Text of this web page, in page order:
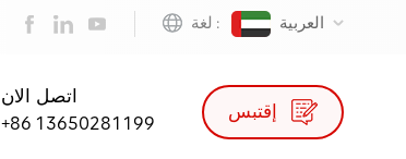
لغة :
اتصل الان
+86 13650281199